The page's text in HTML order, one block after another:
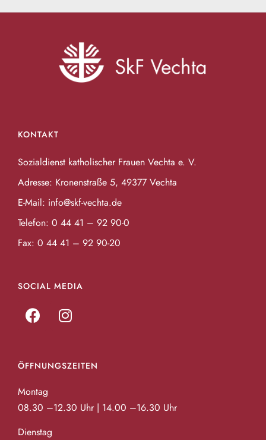
KONTAKT
Sozialdienst katholischer Frauen Vechta e. V.
Adresse: Kronenstraße 5, 49377 Vechta
E-Mail: info@skf-vechta.de
Telefon: 0 44 41 – 92 90-0
Fax: 0 44 41 – 92 90-20
SOCIAL MEDIA
ÖFFNUNGSZEITEN
Montag
08.30 –12.30 Uhr | 14.00 –16.30 Uhr
Dienstag